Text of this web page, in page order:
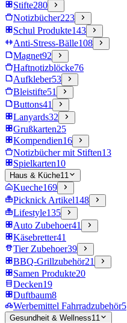
Stifte280
Notizbücher223
Schul Produkte143
Anti-Stress-Bälle108
Magnet92
Haftnotizblöcke76
Aufkleber53
Bleistifte51
Buttons41
Lanyards32
Grußkarten25
Kompendien16
Notizbücher mit Stiften13
Spielkarten10
Haus & Küche11
Kueche169
Picknick Artikel148
Lifestyle135
Auto Zubehoer41
Käsebretter41
Tier Zubehoer39
BBQ-Grillzubehör21
Samen Produkte20
Decken19
Duftbaum8
Werbemittel Fahrradzubehör5
Gesundheit & Wellness11